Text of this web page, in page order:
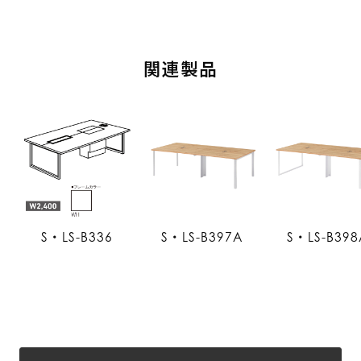
関連製品
S・LS-B336 S・LS-B397A S・LS-